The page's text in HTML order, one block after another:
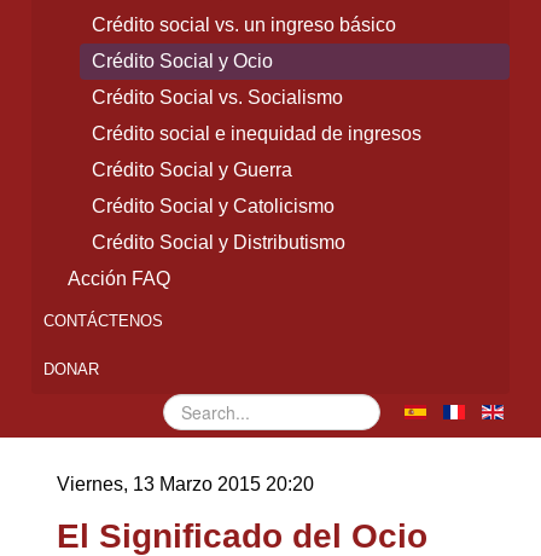
Crédito social vs. un ingreso básico
Crédito Social y Ocio
Crédito Social vs. Socialismo
Crédito social e inequidad de ingresos
Crédito Social y Guerra
Crédito Social y Catolicismo
Crédito Social y Distributismo
Acción FAQ
CONTÁCTENOS
DONAR
Buscar...
Viernes, 13 Marzo 2015 20:20
El Significado del Ocio